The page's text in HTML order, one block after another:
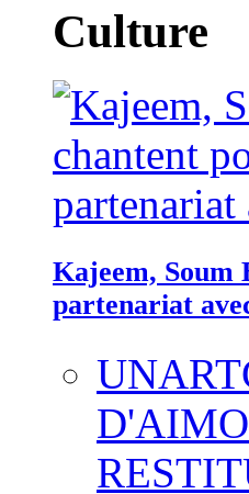
Culture
Kajeem, Soum
partenariat